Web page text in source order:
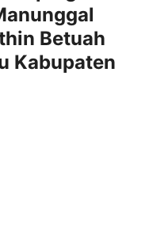
Betuah
Kabupaten